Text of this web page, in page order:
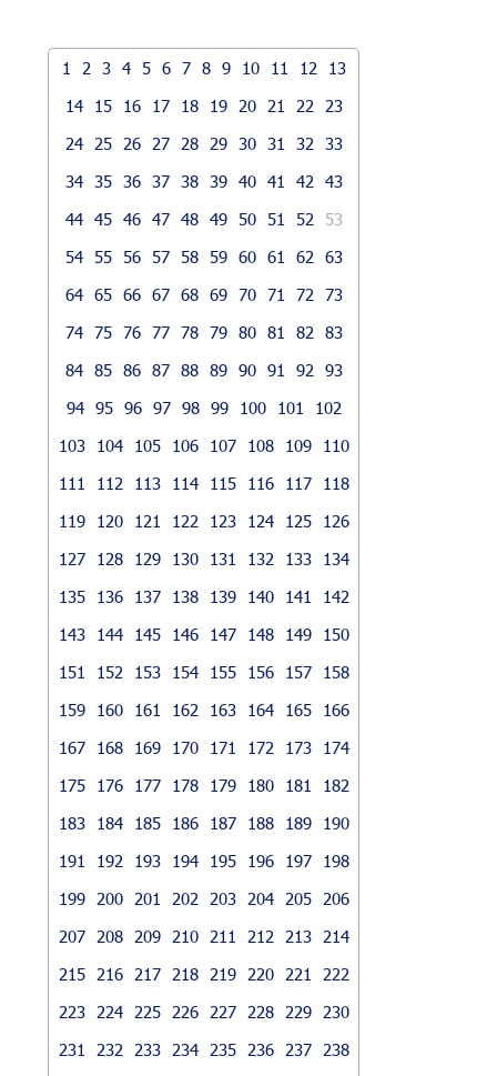
1 2 3 4 5 6 7 8 9 10 11 12
13
14
15 16 17 18 19 20 21 22
23
24
25 26 27 28 29 30 31 32
33
34 35 36 37 38 39 40 41 42
43
44 45 46 47 48 49 50 51 52
53
54 55 56 57 58 59 60 61 62
63
64 65 66 67 68 69 70 71 72
73
74 75 76 77 78 79 80 81 82
83
84 85 86 87 88 89 90 91 92
93
94 95 96 97 98 99 100 101
102
103
104 105 106 107 108 109
110
111
112 113 114 115 116 117
118
119
120 121 122 123 124 125
126
127
128 129 130 131 132 133
134
135
136 137 138 139 140 141
142
143
144 145 146 147 148 149
150
151
152 153 154 155 156 157
158
159
160 161 162 163 164 165
166
167
168 169 170 171 172 173
174
175
176 177 178 179 180 181
182
183
184 185 186 187 188 189
190
191
192 193 194 195 196 197
198
199
200 201 202 203 204 205
206
207
208 209 210 211 212 213
214
215
216 217 218 219 220 221
222
223
224 225 226 227 228 229
230
231
232 233 234 235 236 237 238